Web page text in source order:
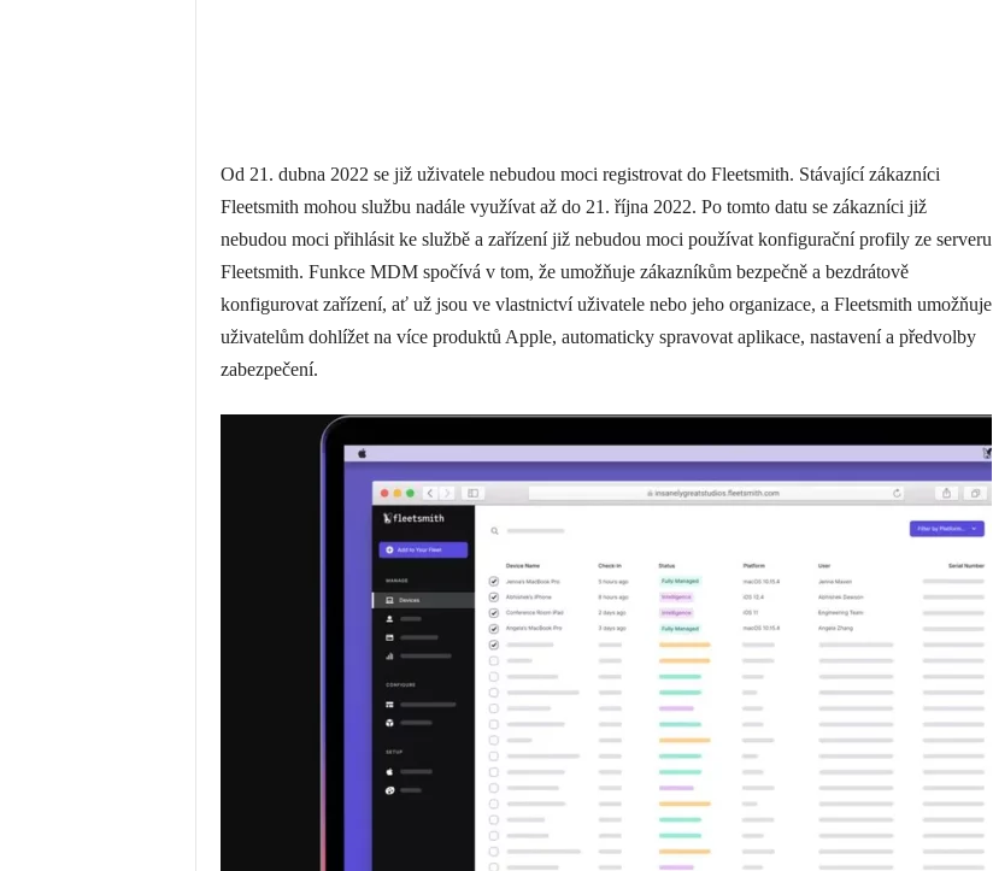
Od 21. dubna 2022 se již uživatele nebudou moci registrovat do Fleetsmith. Stávající zákazníci
Fleetsmith mohou službu nadále využívat až do 21. října 2022. Po tomto datu se zákazníci již
nebudou moci přihlásit ke službě a zařízení již nebudou moci používat konfigurační profily ze serveru
Fleetsmith. Funkce MDM spočívá v tom, že umožňuje zákazníkům bezpečně a bezdrátově
konfigurovat zařízení, ať už jsou ve vlastnictví uživatele nebo jeho organizace, a Fleetsmith umožňuje
uživatelům dohlížet na více produktů Apple, automaticky spravovat aplikace, nastavení a předvolby
zabezpečení.